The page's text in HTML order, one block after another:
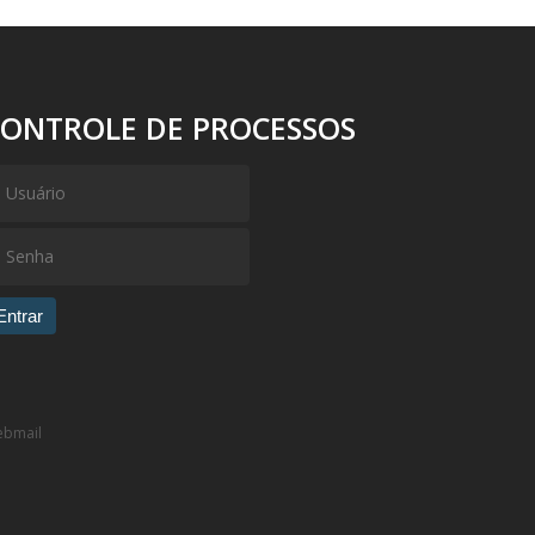
DE PROCESSOS